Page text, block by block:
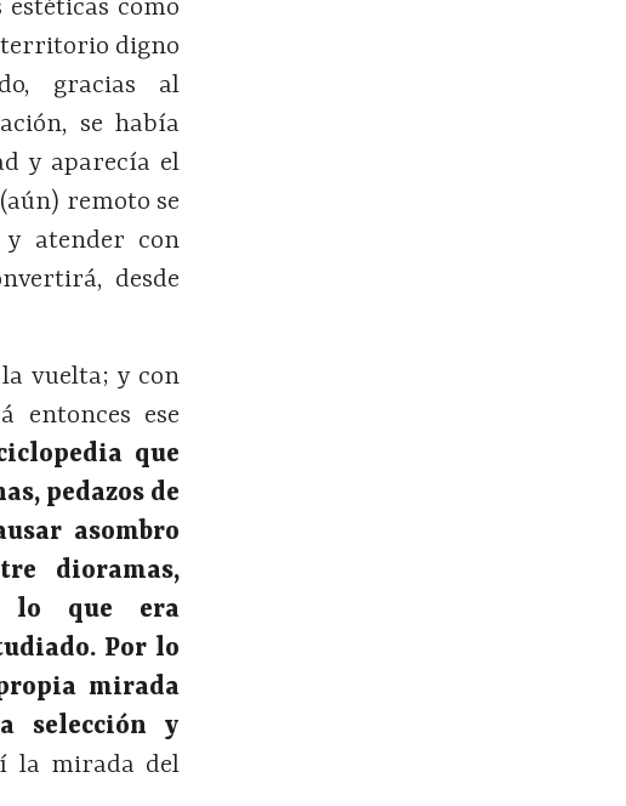
como
territorio digno
gracias al
se había
y aparecía el
remoto se
atender con
desde
vuelta; y con
entonces ese
que
pedazos de
asombro
dioramas,
lo que era
Por lo
mirada
selección y
la mirada del